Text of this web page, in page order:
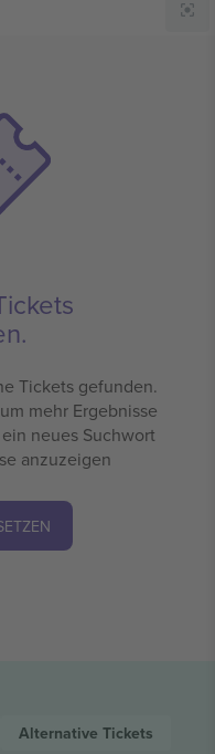
Tickets gefunden.
mehr Ergebnisse
neues Suchwort
anzuzeigen
Alternative Tickets